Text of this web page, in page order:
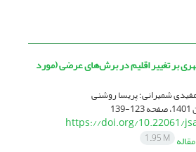
بر تغییر اقلیم در برش‌های عرضی (مورد
شمیرانی؛ پریسا روشنی
123-139
https://doi.org/10.22061/
1.95 M